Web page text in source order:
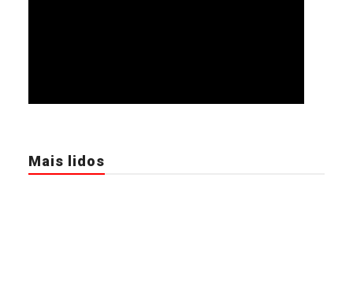
Mais lidos